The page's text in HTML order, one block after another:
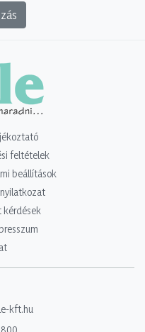
feltételek
beállítások
kérdések
kft.hu